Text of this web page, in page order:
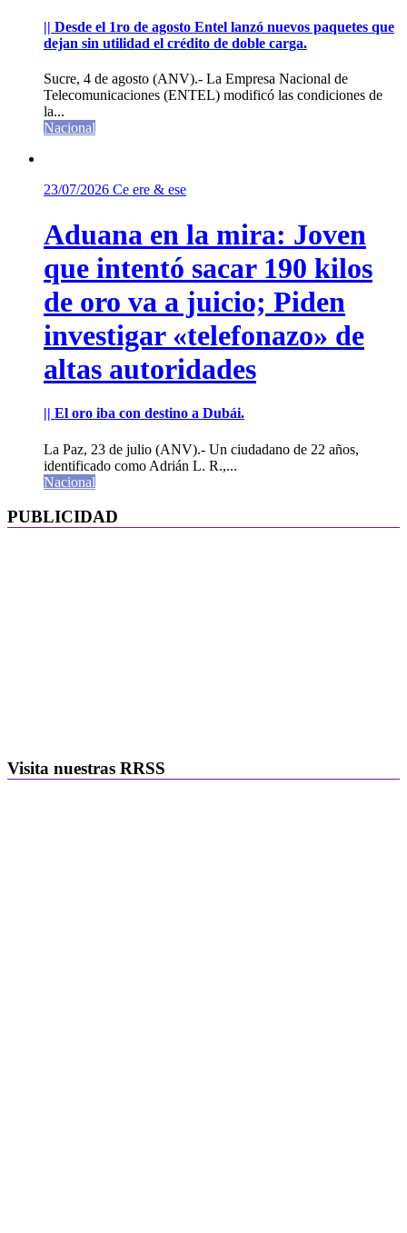
|| Desde el 1ro de agosto Entel lanzó nuevos paquetes que
dejan sin utilidad el crédito de doble carga.
Sucre, 4 de agosto (ANV).- La Empresa Nacional de
Telecomunicaciones (ENTEL) modificó las condiciones de
la...
Nacional
23/07/2026 Ce ere & ese
Aduana en la mira: Joven
que intentó sacar 190 kilos
de oro va a juicio; Piden
investigar «telefonazo» de
altas autoridades
|| El oro iba con destino a Dubái.
La Paz, 23 de julio (ANV).- Un ciudadano de 22 años,
identificado como Adrián L. R.,...
Nacional
PUBLICIDAD
Visita nuestras RRSS